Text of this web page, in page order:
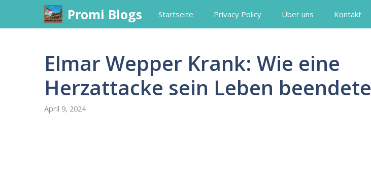
content
Promi Blogs Startseite Privacy Policy Über uns Kontakt
Elmar Wepper Krank: Wie eine
Herzattacke sein Leben beendete
April 9, 2024